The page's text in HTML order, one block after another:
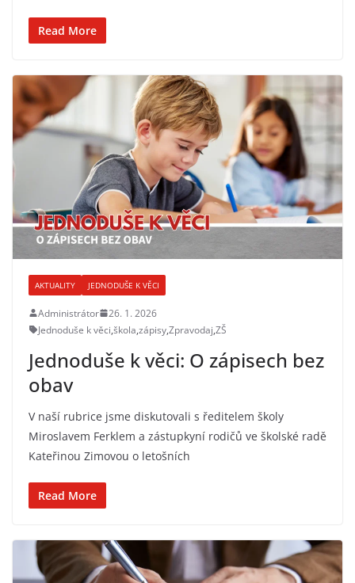
Read More
AKTUALITY JEDNODUŠE K VĚCI
Administrátor
26. 1. 2026
Jednoduše k věci,škola,zápisy,Zpravodaj,ZŠ
Jednoduše k věci: O zápisech bez
obav
V naší rubrice jsme diskutovali s ředitelem školy
Miroslavem Ferklem a zástupkyní rodičů ve školské radě
Kateřinou Zimovou o letošních
Read More